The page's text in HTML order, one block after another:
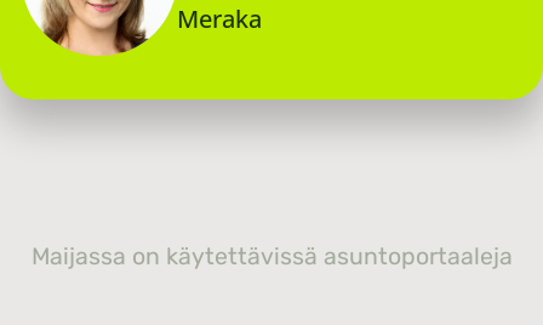
Meraka
Maijassa on käytettävissä asuntoportaaleja